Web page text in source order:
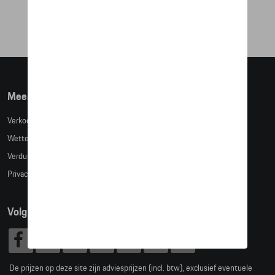
Meer info
Verkoopsvoorwaarden
Wettelijke bepalingen
Verduidelijking kledingmaten
Privacybeleid
Volg Ons
De prijzen op deze site zijn adviesprijzen (incl. btw), exclusief eventuele